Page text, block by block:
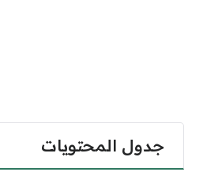
جدول المحتويات